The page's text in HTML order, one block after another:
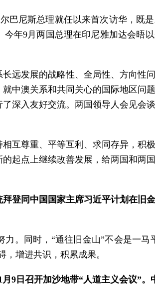
巴尼斯总理就任以来首次访华，既
年9月两国总理在印尼雅加达会晤
远发展的战略性、全局性、方向性
中澳关系和共同关心的国际地区问
深入友好交流。两国领导人会见会
互尊重、平等互利、求同存异，积
起点上继续改善发展，给两国和两
登同中国国家主席习近平计划在旧
。同时，“通往旧金山”不会是一
增进共识，积累成果。
9日召开加沙地带“人道主义会议”。